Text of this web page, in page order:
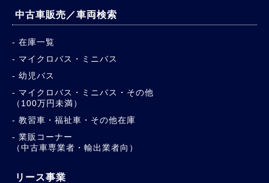
中古車販売／車両検索
在庫一覧
マイクロバス・ミニバス
幼児バス
マイクロバス・ミニバス・その他
（100万円未満）
教習車・福祉車・その他在庫
業販コーナー
（中古車専業者・輸出業者向）
リース事業